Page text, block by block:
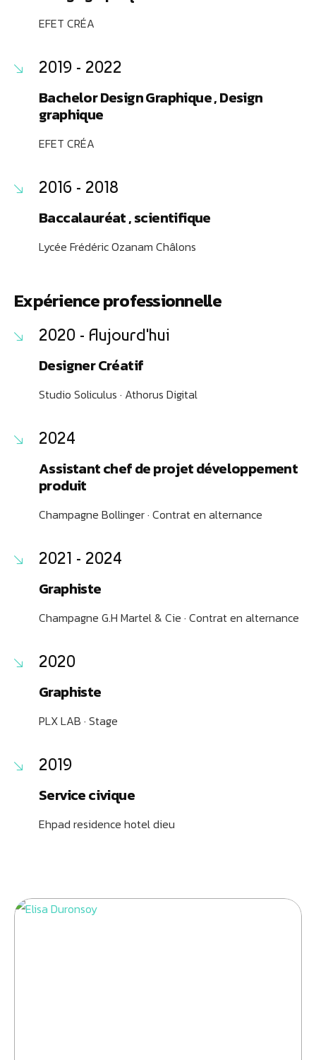
EFET CRÉA
2019 - 2022
Bachelor Design Graphique , Design
graphique
EFET CRÉA
2016 - 2018
Baccalauréat , scientifique
Lycée Frédéric Ozanam Châlons
Expérience professionnelle
2020 - Aujourd'hui
Designer Créatif
Studio Soliculus · Athorus Digital
2024
Assistant chef de projet développement
produit
Champagne Bollinger · Contrat en alternance
2021 - 2024
Graphiste
Champagne G.H Martel & Cie · Contrat en alternance
2020
Graphiste
PLX LAB · Stage
2019
Service civique
Ehpad residence hotel dieu